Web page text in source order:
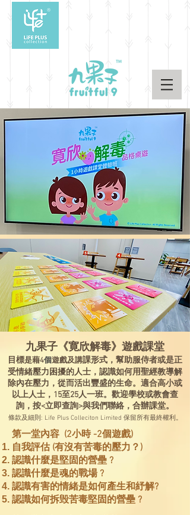
九果子 《寛欣解毒》 遊戲課堂
目標是藉4個遊戲及講課形式 ， 幫助服侍者或是正
受情緒壓力困擾的人士 ， 認識如何用聖經教導解
除內在壓力，從而活出豐盛的生命。適合高小或
以上人士，15至25人一班。 歡迎學校或教會查
詢，按<立即查詢>與我們聯絡，合辦課堂。
條款及細則: Life Plus Colleciton Limited 保留所有最終權利。
第一堂內容 (2小時 -2個遊戲)
自我評估 (有沒有苦毒的壓力？)
認識什麼是堅固的營壘 ?
認識什麼是魂的戰場 ?
認識有害的情緒是如何產生和紓解?
認識如何拆毁苦毒堅固的營壘 ?